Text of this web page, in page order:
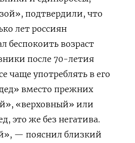
подтвердили, что
лет россиян
беспокоить возраст
после 70-летия
чаще употреблять в его
вместо прежних
«верховный» или
это же без негатива.
— пояснил близкий